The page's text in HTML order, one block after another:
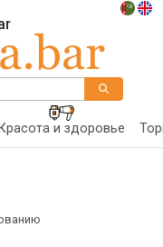
Красота и здоровье